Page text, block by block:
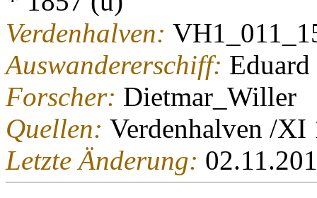
Verdenhalven:
Auswandererschiff: Eduard
Forscher: Dietmar_Willer
Quellen: Verdenhalven /XI
Letzte Änderung: